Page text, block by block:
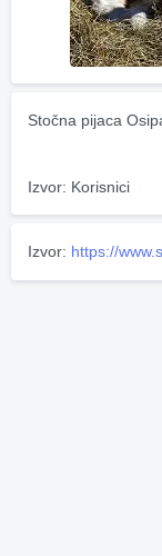
Stočna pijaca
Izvor: Korisnici
Izvor: https://